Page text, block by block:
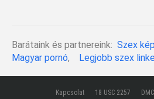
Barátaink és partnereink: Szex
Magyar pornó, Legjobb szex
Kapcsolat 18 USC 2257